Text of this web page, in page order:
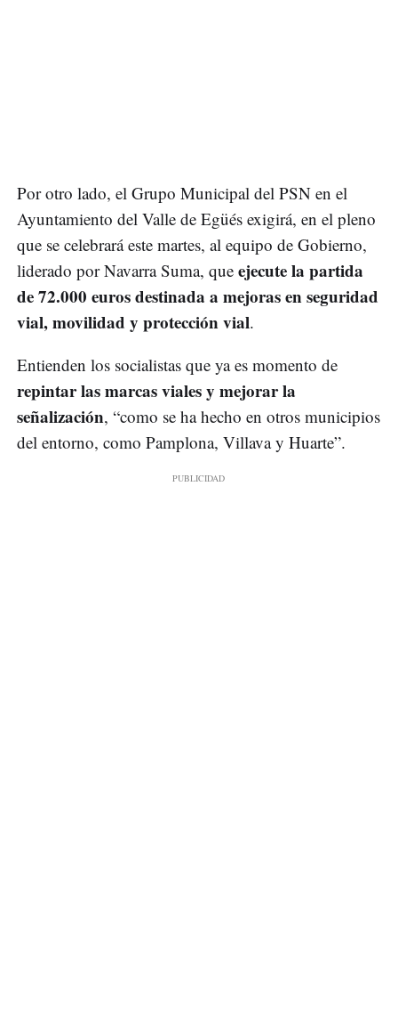
Por otro lado, el Grupo Municipal del PSN en el
Ayuntamiento del Valle de Egüés exigirá, en el pleno
que se celebrará este martes, al equipo de Gobierno,
liderado por Navarra Suma, que ejecute la partida
de 72.000 euros destinada a mejoras en seguridad
vial, movilidad y protección vial.
Entienden los socialistas que ya es momento de
repintar las marcas viales y mejorar la
señalización, “como se ha hecho en otros municipios
del entorno, como Pamplona, Villava y Huarte”.